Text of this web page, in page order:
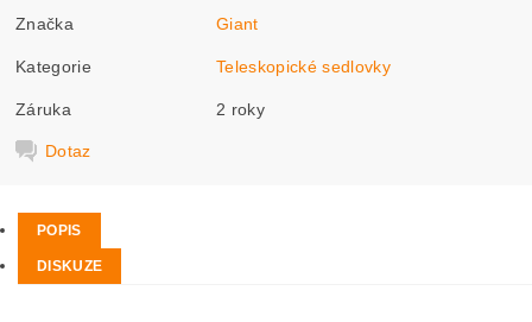
Značka Giant
Kategorie Teleskopické sedlovky
Záruka 2 roky
Dotaz
POPIS
DISKUZE